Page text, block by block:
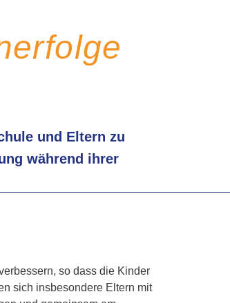
und Eltern zu
während ihrer
so dass die Kinder
sich insbesondere Eltern mit